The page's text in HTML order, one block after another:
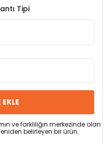
Tipi
EKLE
ve farklılığın merkezinde olan
belirleyen bir ürün.